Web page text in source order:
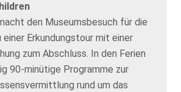
den Museumsbesuch für die
einer Erkundungstour mit einer
zum Abschluss. In den Ferien
90-minütige Programme zur
rund um das